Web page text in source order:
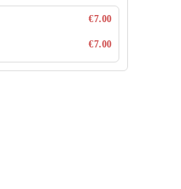
€7.00
€7.00